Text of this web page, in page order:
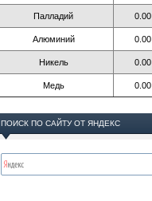
Палладий 0.00
Алюминий 0.00
Никель 0.00
Медь 0.00
ПОИСК ПО САЙТУ ОТ ЯНДЕКС